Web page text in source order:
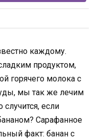
каждому.
продуктом,
горячего молока с
мы так же лечим
если
Сарафанное
факт: банан с